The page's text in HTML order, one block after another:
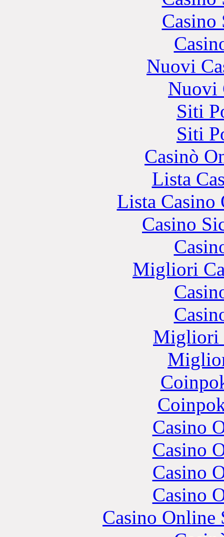
Casino
Nuovi
Nuovi
Siti
Siti
Casinò
Lista
Lista
Casino
Migliori
Migliori
Casino
Casino
Casino
Casino
Casino